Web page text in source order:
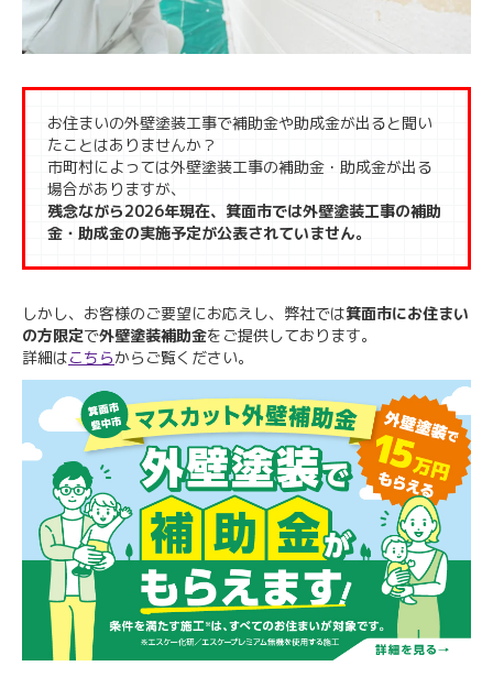
お住まいの外壁塗装工事で補助金や助成金が出ると聞い
たことはありませんか？
市町村によっては外壁塗装工事の補助金・助成金が出る
場合がありますが、
残念ながら2026年現在、箕面市では外壁塗装工事の補助
金・助成金の実施予定が公表されていません。
しかし、お客様のご要望にお応えし、弊社では箕面市にお住まい
の方限定で外壁塗装補助金をご提供しております。
詳細はこちらからご覧ください。